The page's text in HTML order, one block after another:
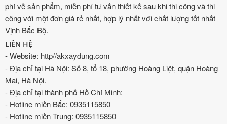
phí về sản phẩm, miễn phí tư vấn thiết kế sau khi thi công và thi
công với một đơn giá rẻ nhất, hợp lý nhất với chất lượng tốt nhất
Vịnh Bắc Bộ.
LIÊN HỆ
- Website: http//akxaydung.com
- Địa chỉ tại Hà Nội: Số 8, tổ 18, phường Hoàng Liệt, quận Hoàng
Mai, Hà Nội.
- Địa chỉ tại thành phố Hồ Chí Minh:
- Hotline miền Bắc: 0935115850
- Hotline miền Trung: 0935115850